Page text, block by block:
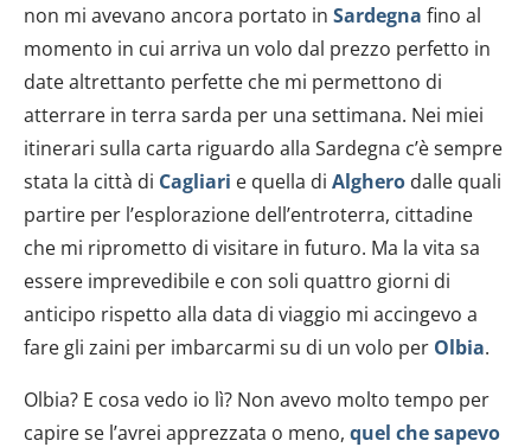
non mi avevano ancora portato in Sardegna fino al
momento in cui arriva un volo dal prezzo perfetto in
date altrettanto perfette che mi permettono di
atterrare in terra sarda per una settimana. Nei miei
itinerari sulla carta riguardo alla Sardegna c’è sempre
stata la città di Cagliari e quella di Alghero dalle quali
partire per l’esplorazione dell’entroterra, cittadine
che mi riprometto di visitare in futuro. Ma la vita sa
essere imprevedibile e con soli quattro giorni di
anticipo rispetto alla data di viaggio mi accingevo a
fare gli zaini per imbarcarmi su di un volo per Olbia.
Olbia? E cosa vedo io lì? Non avevo molto tempo per
capire se l’avrei apprezzata o meno, quel che sapevo